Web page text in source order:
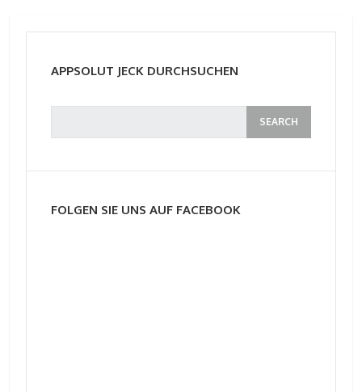
APPSOLUT JECK DURCHSUCHEN
FOLGEN SIE UNS AUF FACEBOOK